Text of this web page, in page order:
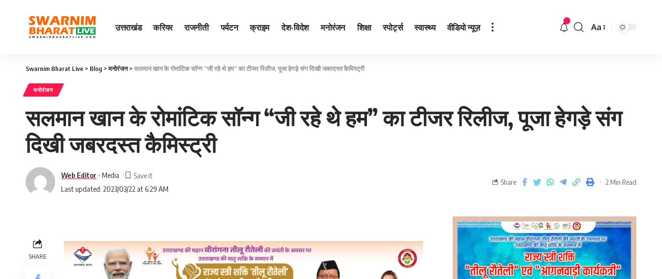
उत्तराखंड करियर राजनीती पर्यटन क्राइम देश-विदेश मनोरंजन शिक्षा स्पोर्ट्स स्वास्थ्य वीडियो न्यूज़ Aa
Swarnim Bharat Live > Blog >मनोरंजन>सलमान खान के रोमांटिक सॉन्ग “जी रहे थे हम” का टीजर रिलीज, पूजा हेगड़े संग दिखी जबरदस्त कैमिस्ट्री
मनोरंजन
सलमान खान के रोमांटिक सॉन्ग “जी रहे थे हम” का टीजर रिलीज, पूजा हेगड़े संग
दिखी जबरदस्त कैमिस्ट्री
Last updated: 2023/03/22 at 6:29 AM
Web Editor - Media
Share 2 Min Read
SHARE